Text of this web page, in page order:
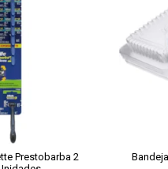
Prestobarba 2